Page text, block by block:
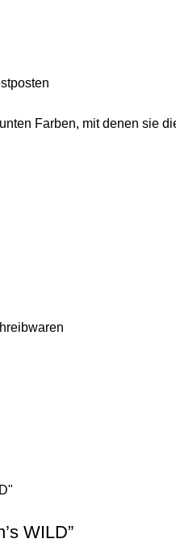
Farben, mit denen sie
WILD”